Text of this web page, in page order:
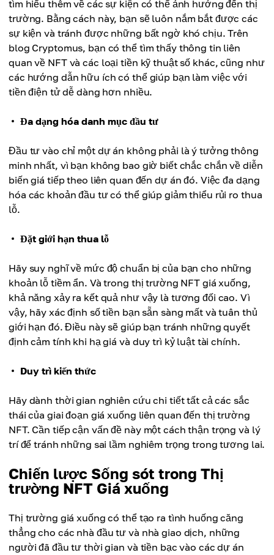
tìm hiểu thêm về các sự kiện có thể ảnh hưởng đến thị
trường. Bằng cách này, bạn sẽ luôn nắm bắt được các
sự kiện và tránh được những bất ngờ khó chịu. Trên
blog Cryptomus, bạn có thể tìm thấy thông tin liên
quan về NFT và các loại tiền kỹ thuật số khác, cũng như
các hướng dẫn hữu ích có thể giúp bạn làm việc với
tiền điện tử dễ dàng hơn nhiều.
Đa dạng hóa danh mục đầu tư
Đầu tư vào chỉ một dự án không phải là ý tưởng thông
minh nhất, vì bạn không bao giờ biết chắc chắn về diễn
biến giá tiếp theo liên quan đến dự án đó. Việc đa dạng
hóa các khoản đầu tư có thể giúp giảm thiểu rủi ro thua
lỗ.
Đặt giới hạn thua lỗ
Hãy suy nghĩ về mức độ chuẩn bị của bạn cho những
khoản lỗ tiềm ẩn. Và trong thị trường NFT giá xuống,
khả năng xảy ra kết quả như vậy là tương đối cao. Vì
vậy, hãy xác định số tiền bạn sẵn sàng mất và tuân thủ
giới hạn đó. Điều này sẽ giúp bạn tránh những quyết
định cảm tính khi hạ giá và duy trì kỷ luật tài chính.
Duy trì kiến ​​thức
Hãy dành thời gian nghiên cứu chi tiết tất cả các sắc
thái của giai đoạn giá xuống liên quan đến thị trường
NFT. Cần tiếp cận vấn đề này một cách thận trọng và lý
trí để tránh những sai lầm nghiêm trọng trong tương lai.
Chiến lược Sống sót trong Thị
trường NFT Giá xuống
Thị trường giá xuống có thể tạo ra tình huống căng
thẳng cho các nhà đầu tư và nhà giao dịch, những
người đã đầu tư thời gian và tiền bạc vào các dự án